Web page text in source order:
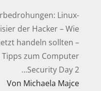
Linux-
der Hacker – Wie
handeln sollten –
zum Computer
Security Day 2…
Von Michaela Majce